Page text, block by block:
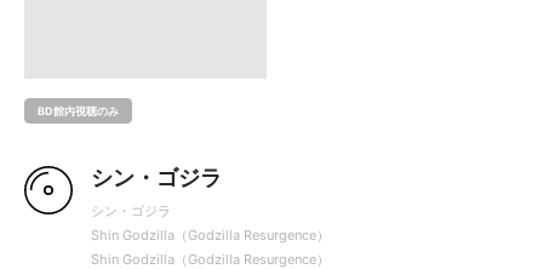
BD館内視聴のみ
シン・ゴジラ
シン・ゴジラ
Shin Godzilla（Godzilla Resurgence）
Shin Godzilla（Godzilla Resurgence）